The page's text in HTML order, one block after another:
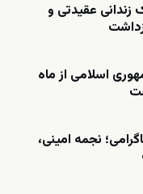
زندانی عقیدتی و
اسلامی از ماه
نجمه امینی،